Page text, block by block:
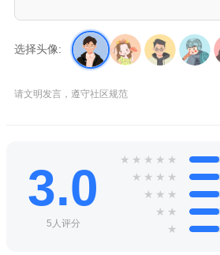
选择头像:
请文明发言，遵守社区规范
3.0
5人评分
★ ★ ★ ★ ★
★ ★ ★ ★
★ ★ ★
★ ★
★